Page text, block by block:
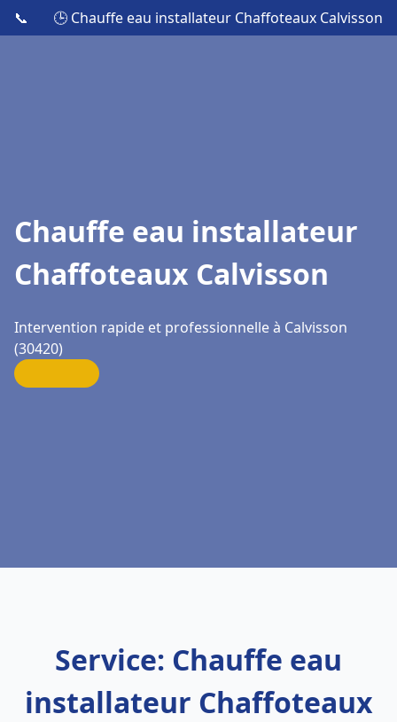
📞 🕒 Chauffe eau installateur Chaffoteaux Calvisson
Chauffe eau installateur
Chaffoteaux Calvisson
Intervention rapide et professionnelle à Calvisson
(30420)
Service: Chauffe eau
installateur Chaffoteaux